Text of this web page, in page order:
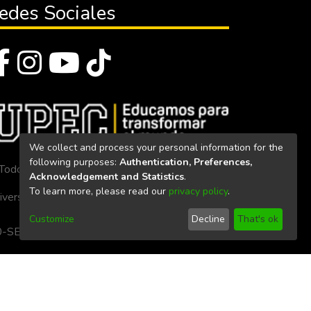
Sociales
los derechos reservados 2023
Politécnica Estatal del Carchi
SE-33-CACES-2020
We collect and process your personal information for the
following purposes: Authentication, Preferences,
Acknowledgement and Statistics.
To learn more, please read our privacy policy.
Customize Decline That's ok